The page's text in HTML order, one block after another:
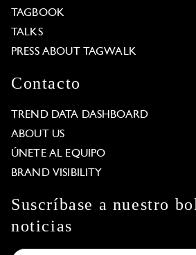
TAGBOOK
TALKS
PRESS ABOUT TAGWALK
Contacto
TREND DATA DASHBOARD
ABOUT US
ÚNETE AL EQUIPO
BRAND VISIBILITY
Suscríbase a nuestro
noticias